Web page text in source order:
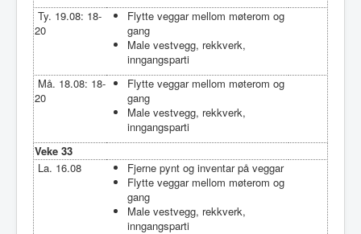
Ty. 19.08: 18-
20
Flytte veggar mellom møterom og
gang
Male vestvegg, rekkverk,
inngangsparti
Må. 18.08: 18-
20
Flytte veggar mellom møterom og
gang
Male vestvegg, rekkverk,
inngangsparti
Veke 33
La. 16.08
Fjerne pynt og inventar på veggar
Flytte veggar mellom møterom og
gang
Male vestvegg, rekkverk,
inngangsparti